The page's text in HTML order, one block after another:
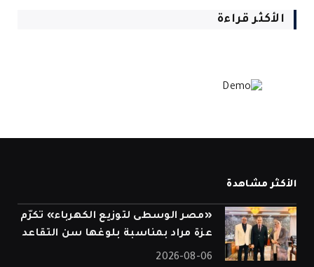
الأكثر قراءة
الأكثر مشاهدة
«مصر الوسطى لتوزيع الكهرباء» تكرّم
عزة مراد بمناسبة بلوغها سن التقاعد
2026-08-06